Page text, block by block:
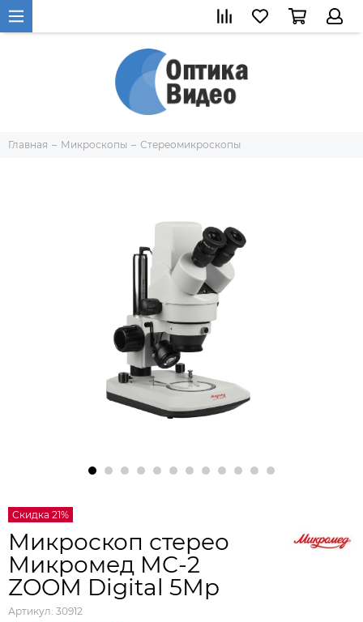
Главная Микроскопы Стереомикроскопы
Скидка 21%
Микроскоп стерео
Микромед MC-2
ZOOM Digital 5Mp
Артикул: 30912